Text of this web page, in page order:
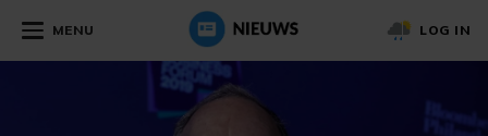
MENU LOG IN